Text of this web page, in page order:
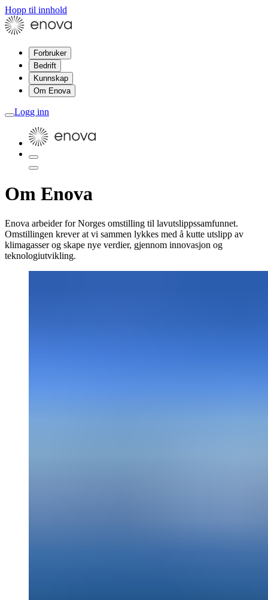
Hopp til innhold
Forbruker
Bedrift
Kunnskap
Om Enova
Logg inn
Om Enova
Enova arbeider for Norges omstilling til lavutslippssamfunnet.
Omstillingen krever at vi sammen lykkes med å kutte utslipp av
klimagasser og skape nye verdier, gjennom innovasjon og
teknologiutvikling.